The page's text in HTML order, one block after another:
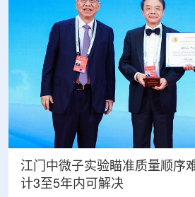
江门中微子实验瞄准质量顺序
计3至5年内可解决